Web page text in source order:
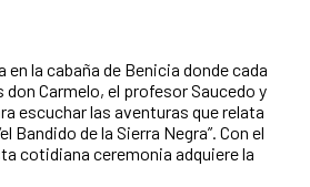
en la cabaña de Benicia donde cada
Carmelo, el profesor Saucedo y
escuchar las aventuras que relata
Bandido de la Sierra Negra”. Con el
cotidiana ceremonia adquiere la